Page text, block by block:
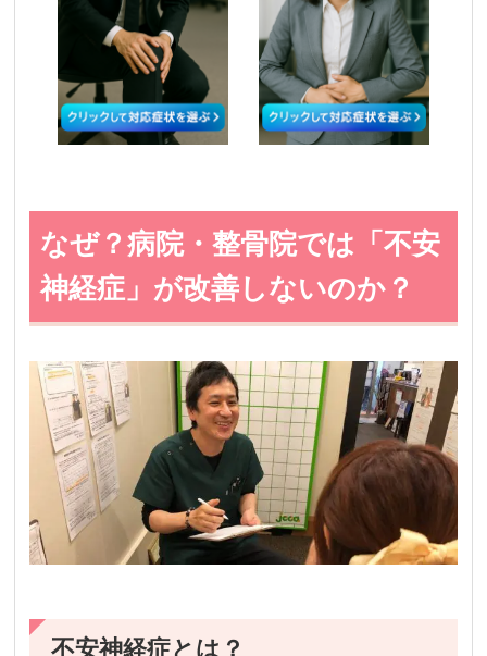
なぜ？病院・整骨院では「不安
神経症」が改善しないのか？
不安神経症とは？